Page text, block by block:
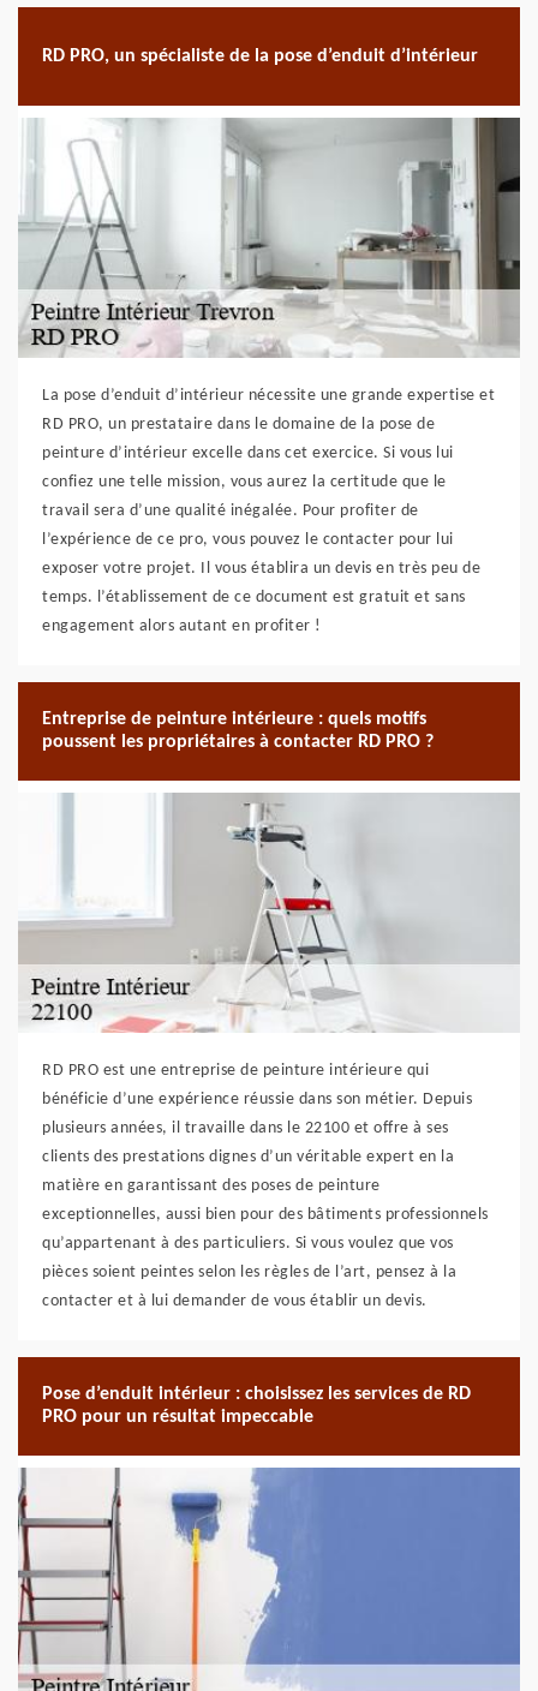
RD PRO, un spécialiste de la pose d’enduit d’intérieur
La pose d’enduit d’intérieur nécessite une grande expertise et
RD PRO, un prestataire dans le domaine de la pose de
peinture d’intérieur excelle dans cet exercice. Si vous lui
confiez une telle mission, vous aurez la certitude que le
travail sera d’une qualité inégalée. Pour profiter de
l’expérience de ce pro, vous pouvez le contacter pour lui
exposer votre projet. Il vous établira un devis en très peu de
temps. l’établissement de ce document est gratuit et sans
engagement alors autant en profiter !
Entreprise de peinture intérieure : quels motifs
poussent les propriétaires à contacter RD PRO ?
RD PRO est une entreprise de peinture intérieure qui
bénéficie d’une expérience réussie dans son métier. Depuis
plusieurs années, il travaille dans le 22100 et offre à ses
clients des prestations dignes d’un véritable expert en la
matière en garantissant des poses de peinture
exceptionnelles, aussi bien pour des bâtiments professionnels
qu’appartenant à des particuliers. Si vous voulez que vos
pièces soient peintes selon les règles de l’art, pensez à la
contacter et à lui demander de vous établir un devis.
Pose d’enduit intérieur : choisissez les services de RD
PRO pour un résultat impeccable